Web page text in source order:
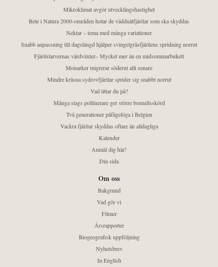
Mikroklimat avgör utvecklingshastighet
Bete i Natura 2000-områden hotar de väddnätfjärilar som ska skyddas
Nektar – tema med många variationer
Snabb anpassning till dagslängd hjälper svingelgräsfjärilens spridning norrut
Fjärilslarvernas värdväxter– Mycket mer än en midsommarbukett
Monarker migrerar söderut allt senare
Mindre kräsna sydrovfjärilar sprider sig snabbt norrut
Vad tittar du på?
Många slags pollinerare ger större bomullsskörd
Två generationer påfågelöga i Belgien
Vackra fjärilar skyddas oftare än alldagliga
Kalender
Anmäl dig här!
Din sida
Om oss
Bakgrund
Vad gör vi
Filmer
Årsrapporter
Biogeografisk uppföljning
Nyhetsbrev
In English